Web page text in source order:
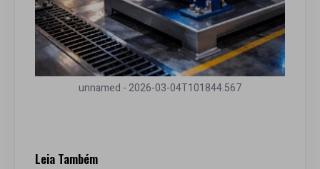
unnamed - 2026-03-04T101844.567
Leia Também